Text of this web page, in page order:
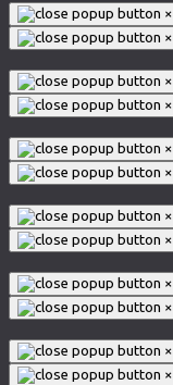
×
×
×
×
×
×
×
×
×
×
×
×